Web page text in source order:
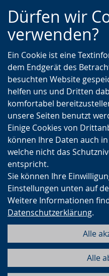
Dürfen wir
verwenden?
Ein Cookie ist eine
dem Endgerät des
besuchten Website
helfen uns und Dritten
komfortabel
unsere Seiten benutzt
Einige Cookies von
können Ihre Daten auch
welche nicht das
entspricht.
Sie können Ihre
Einstellungen unten auf
Weitere Informationen
Datenschutzerklärung.
Alle
Alle